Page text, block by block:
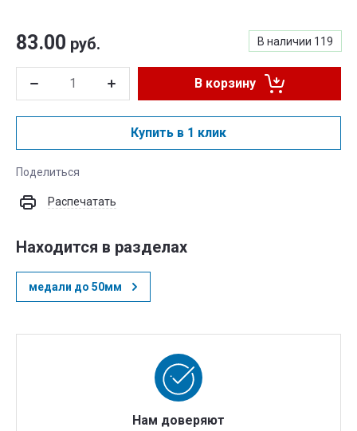
В наличии 119
83.00 руб.
В корзину
Купить в 1 клик
Поделиться
Распечатать
Находится в разделах
медали до 50мм
Нам доверяют